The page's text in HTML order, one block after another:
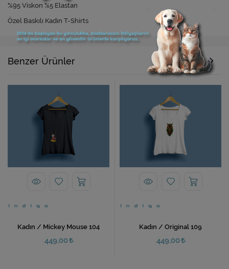
%95 Viskon %5 Elastan
Özel Baskılı Kadın T-Shirts
Benzer Ürünler
Kadın / Mickey Mouse 104
449,00
Kadın / Original 109
449,00